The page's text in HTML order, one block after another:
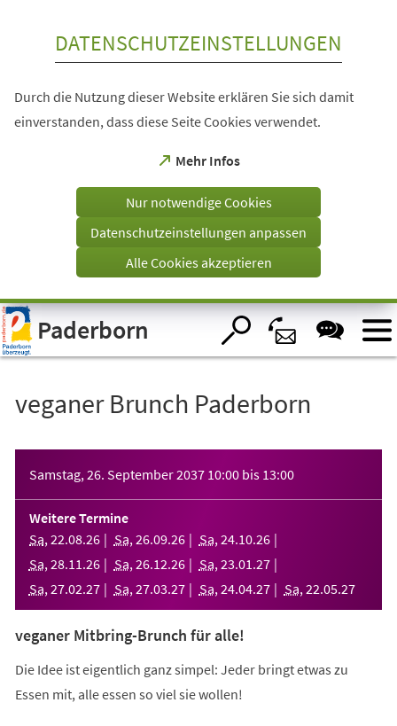
Visuelle
Assistenzsoftware
öffnen.
DATENSCHUTZEINSTELLUNGEN
Durch die Nutzung dieser Website erklären Sie sich damit
einverstanden, dass diese Seite Cookies verwendet.
Mehr Infos
(Öffnet
einem
Tab)
Nur notwendige Cookies
Datenschutzeinstellungen anpassen
Alle Cookies akzeptieren
Paderborn
veganer Brunch Paderborn
Samstag, 26. September 2037 10:00 bis 13:00
Weitere Termine
Sa, 22.08.26 Sa, 26.09.26 Sa, 24.10.26
Sa, 28.11 .26 Sa, 26.12.26 Sa, 23.01 .27
Sa, 27.02.27 Sa, 27.03.27 Sa, 24.04.27 Sa, 22.05.27
veganer Mitbring-Brunch für alle!
Die Idee ist eigentlich ganz simpel: Jeder bringt etwas zu
Essen mit, alle essen so viel sie wollen!